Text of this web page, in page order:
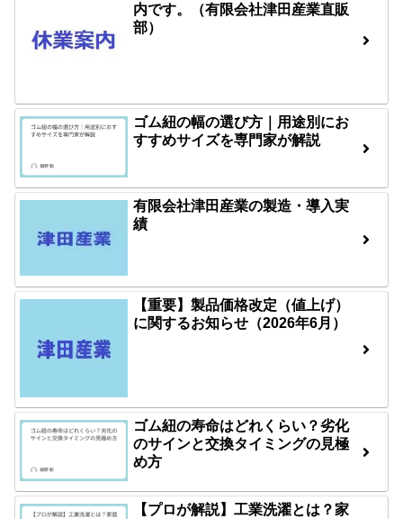
内です。（有限会社津田産業直販
部）
ゴム紐の幅の選び方｜用途別にお
すすめサイズを専門家が解説
有限会社津田産業の製造・導入実
績
【重要】製品価格改定（値上げ）
に関するお知らせ（2026年6月）
ゴム紐の寿命はどれくらい？劣化
のサインと交換タイミングの見極
め方
【プロが解説】工業洗濯とは？家